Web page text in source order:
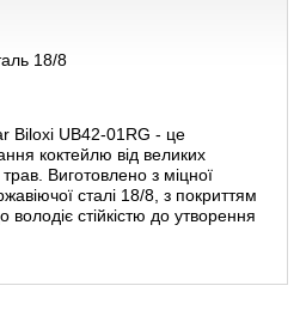
18/8
Biloxi UB42-01RG - це
коктейлю від великих
Виготовлено з міцної
сталі 18/8, з покриттям
стійкістю до утворення